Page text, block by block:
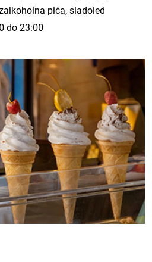
pića, sladoled
do 23:00